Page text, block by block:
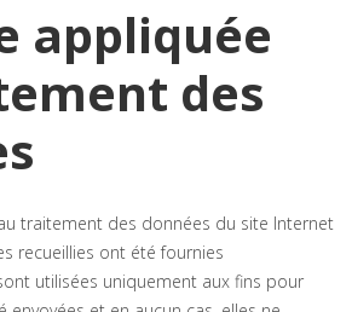
appliquée
des
traitement des données du site Internet
recueillies ont été fournies
utilisées uniquement aux fins pour